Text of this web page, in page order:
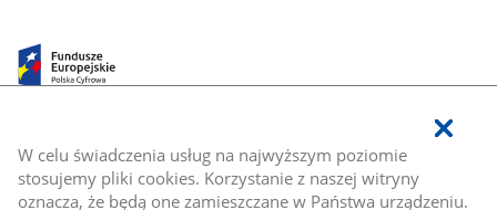
W celu świadczenia usług na najwyższym poziomie
stosujemy pliki cookies. Korzystanie z naszej witryny
oznacza, że będą one zamieszczane w Państwa urządzeniu.